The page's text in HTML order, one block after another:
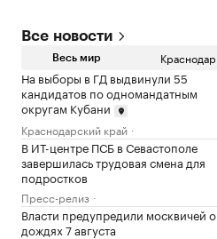
Все новости
Весь мир Краснодар
На выборы в ГД выдвинули 55
кандидатов по одномандатным
округам Кубани
Краснодарский край
В ИТ-центре ПСБ в Севастополе
завершилась трудовая смена для
подростков
Пресс-релиз
Власти предупредили москвичей о
дождях 7 августа